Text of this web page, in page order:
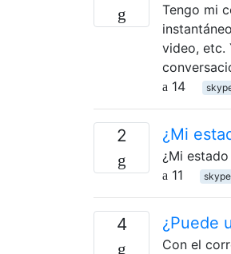
Tengo mi
video, etc.
14
2 ¿Mi
¿Mi
11
skype
4 ¿Puede
Con el